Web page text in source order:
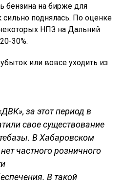
бензина на бирже для
поднялась. По оценке
НПЗ на Дальний
30%.
или вовсе уходить из
за этот период в
свое существование
В Хабаровском
частного розничного
В такой